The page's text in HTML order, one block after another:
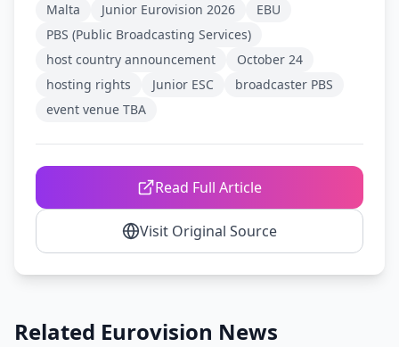
Malta Junior Eurovision 2026
EBU
PBS (Public Broadcasting Services)
host country announcement
October 24
hosting rights
Junior ESC
broadcaster PBS
event venue TBA
Read Full Article
Visit Original Source
Related Eurovision News